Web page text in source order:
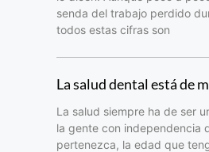
senda del trabajo perdido
todos estas cifras son
La salud dental está de
La salud siempre ha de ser
la gente con independencia
pertenezca, la edad que